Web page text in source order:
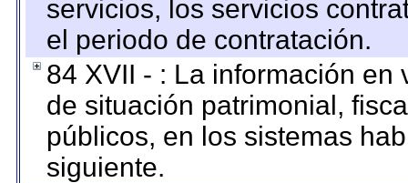
servicios, los servicios
el periodo de contratación.
84 XVII - : La información
de situación patrimonial,
públicos, en los sistemas
siguiente.